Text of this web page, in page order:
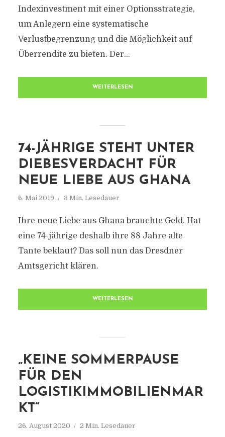
Indexinvestment mit einer Optionsstrategie,
um Anlegern eine systematische
Verlustbegrenzung und die Möglichkeit auf
Überrendite zu bieten. Der...
WEITERLESEN
74-JÄHRIGE STEHT UNTER
DIEBESVERDACHT FÜR
NEUE LIEBE AUS GHANA
6. Mai 2019 3 Min. Lesedauer
Ihre neue Liebe aus Ghana brauchte Geld. Hat
eine 74-jährige deshalb ihre 88 Jahre alte
Tante beklaut? Das soll nun das Dresdner
Amtsgericht klären.
WEITERLESEN
„KEINE SOMMERPAUSE
FÜR DEN
LOGISTIKIMMOBILIENMAR
KT“
26. August 2020 2 Min. Lesedauer